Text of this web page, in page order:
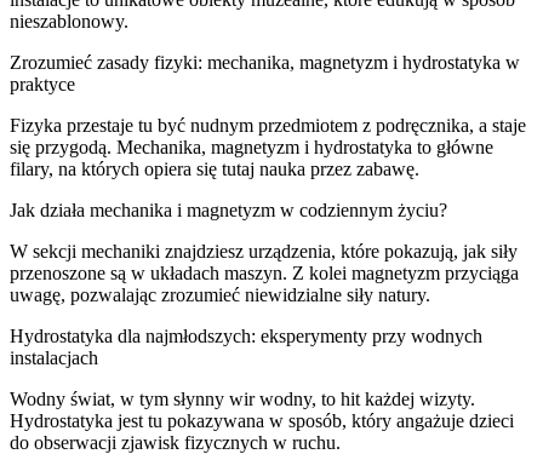
nieszablonowy.
Zrozumieć zasady fizyki: mechanika, magnetyzm i hydrostatyka w
praktyce
Fizyka przestaje tu być nudnym przedmiotem z podręcznika, a staje
się przygodą. Mechanika, magnetyzm i hydrostatyka to główne
filary, na których opiera się tutaj nauka przez zabawę.
Jak działa mechanika i magnetyzm w codziennym życiu?
W sekcji mechaniki znajdziesz urządzenia, które pokazują, jak siły
przenoszone są w układach maszyn. Z kolei magnetyzm przyciąga
uwagę, pozwalając zrozumieć niewidzialne siły natury.
Hydrostatyka dla najmłodszych: eksperymenty przy wodnych
instalacjach
Wodny świat, w tym słynny wir wodny, to hit każdej wizyty.
Hydrostatyka jest tu pokazywana w sposób, który angażuje dzieci
do obserwacji zjawisk fizycznych w ruchu.